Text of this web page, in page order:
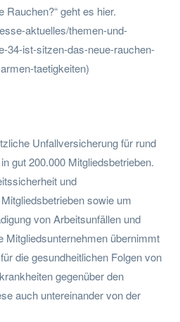
geht es hier.
aktuelles/themen-und-
34-ist-sitzen-das-neue-rauchen-
taetigkeiten)
Unfallversicherung für rund
gut 200.000 Mitgliedsbetrieben.
und
sowie um
von Arbeitsunfällen und
Mitgliedsunternehmen übernimmt
die gesundheitlichen Folgen von
gegenüber den
auch untereinander von der